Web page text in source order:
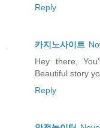
Reply
카지노사이트
Hey there,
Beautiful story
Reply